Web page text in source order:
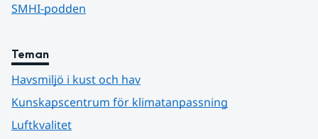
SMHI-podden
Teman
Havsmiljö i kust och hav
Kunskapscentrum för klimatanpassning
Luftkvalitet